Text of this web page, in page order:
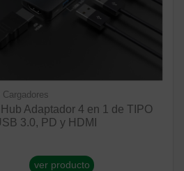
Adaptador 4 en 1 de TIPO
3.0, PD y HDMI
ver producto